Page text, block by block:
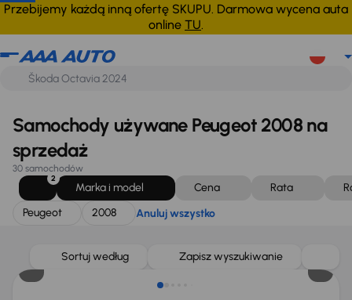
Przebijemy każdą inną ofertę SKUPU. Darmowa wycena auta
online TU.
Peugeot 2008 Anuluj wszystko
Samochody używane Peugeot 2008 na
sprzedaż
30 samochodów
2
Marka i model Cena Rata
Peugeot
2008 Anuluj wszystko
Sortuj według Zapisz wyszukiwanie